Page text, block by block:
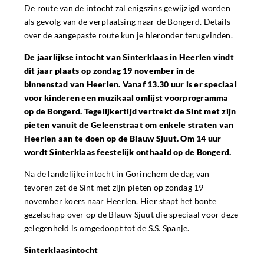
De route van de intocht zal enigszins gewijzigd worden
als gevolg van de verplaatsing naar de Bongerd. Details
over de aangepaste route kun je hieronder terugvinden.
De jaarlijkse intocht van Sinterklaas in Heerlen vindt
dit jaar plaats op zondag 19 november in de
binnenstad van Heerlen. Vanaf 13.30 uur is er speciaal
voor kinderen een muzikaal omlijst voorprogramma
op de Bongerd. Tegelijkertijd vertrekt de Sint met zijn
pieten vanuit de Geleenstraat om enkele straten van
Heerlen aan te doen op de Blauw Sjuut. Om 14 uur
wordt Sinterklaas feestelijk onthaald op de Bongerd.
Na de landelijke intocht in Gorinchem de dag van
tevoren zet de Sint met zijn pieten op zondag 19
november koers naar Heerlen. Hier stapt het bonte
gezelschap over op de Blauw Sjuut die speciaal voor deze
gelegenheid is omgedoopt tot de S.S. Spanje.
Sinterklaasintocht